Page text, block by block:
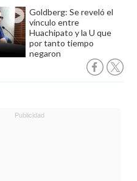
Goldberg: Se reveló el
vínculo entre
Huachipato y la U que
por tanto tiempo
negaron